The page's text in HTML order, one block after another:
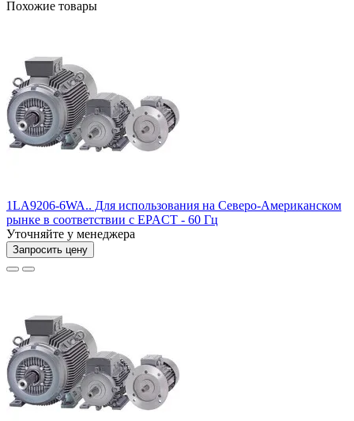
Похожие товары
1LA9206-6WA.. Для использования на Северо-Американском
рынке в соответствии с EPACT - 60 Гц
Уточняйте у менеджера
Запросить цену